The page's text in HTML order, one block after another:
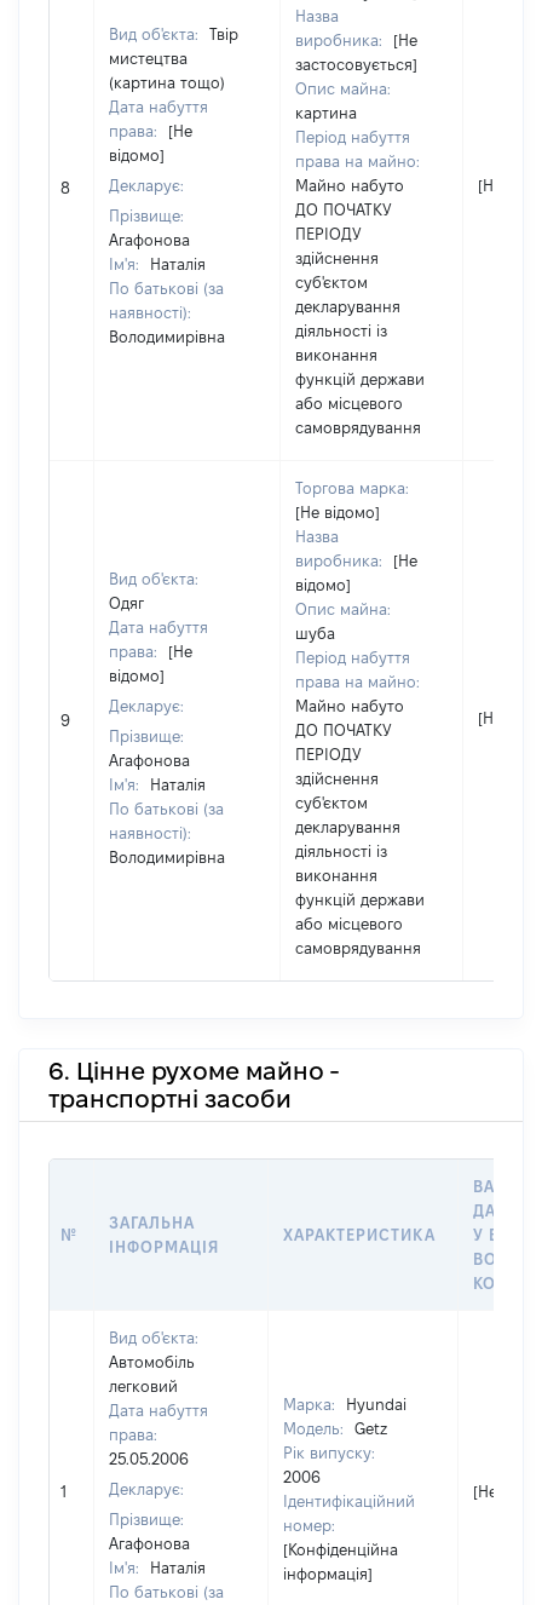
8
Вид об'єкта:
Твір
мистецтва
(картина тощо)
Дата набуття
права:
[Не
відомо]
Декларує:
Прізвище:
Агафонова
Ім'я:
Наталія
По батькові (за
наявності):
Володимирівна
Назва
виробника:
[Не
застосовується]
Опис майна:
картина
Період набуття
права на майно:
Майно набуто
ДО ПОЧАТКУ
ПЕРІОДУ
здійснення
суб'єктом
декларування
діяльності із
виконання
функцій держави
або місцевого
самоврядування
[Не
9
Вид об'єкта:
Одяг
Дата набуття
права:
[Не
відомо]
Декларує:
Прізвище:
Агафонова
Ім'я:
Наталія
По батькові (за
наявності):
Володимирівна
Торгова марка:
[Не відомо]
Назва
виробника:
[Не
відомо]
Опис майна:
шуба
Період набуття
права на майно:
Майно набуто
ДО ПОЧАТКУ
ПЕРІОДУ
здійснення
суб'єктом
декларування
діяльності із
виконання
функцій держави
або місцевого
самоврядування
[Не
6. Цінне рухоме майно -
транспортні засоби
№
ЗАГАЛЬНА
ІНФОРМАЦІЯ
ХАРАКТЕРИСТИКА
ДАТУ
У
1
Вид об'єкта:
Автомобіль
легковий
Дата набуття
права:
25.05.2006
Декларує:
Прізвище:
Агафонова
Ім'я:
Наталія
По батькові (за
Марка:
Hyundai
Модель:
Getz
Рік випуску:
2006
Ідентифікаційний
номер:
[Конфіденційна
інформація]
[Не